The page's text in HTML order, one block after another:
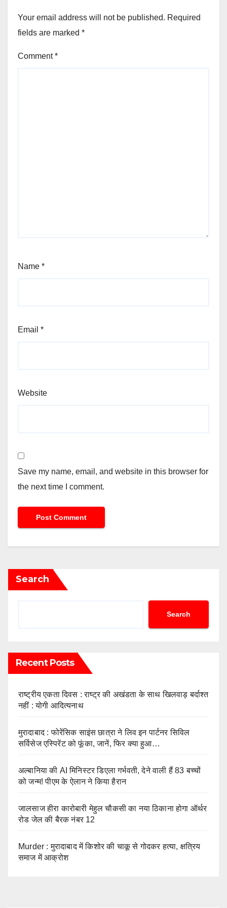
Your email address will not be published. Required
fields are marked *
Comment*
Name *
Email *
Website
Save my name, email, and website in this browser for
the next time I comment.
Search
Search
Recent Posts
राष्ट्रीय एकता दिवस : राष्ट्र की अखंडता के साथ खिलवाड़ बर्दाश्त
नहीं : योगी आदित्यनाथ
मुरादाबाद : फोरेंसिक साइंस छात्रा ने लिव इन पार्टनर सिविल
सर्विसेज एस्पिरेंट को फूंका, जानें, फिर क्या हुआ…
अल्बानिया की AI मिनिस्‍टर डिएला गर्भवती, देने वाली हैं 83 बच्चों
को जन्‍म! पीएम के ऐलान ने किया हैरान
जालसाज हीरा कारोबारी मेहुल चौकसी का नया ठिकाना होगा ऑर्थर
रोड जेल की बैरक नंबर 12
Murder : मुरादाबाद में किशोर की चाकू से गोदकर हत्या, क्षत्रिय
समाज में आक्रोश